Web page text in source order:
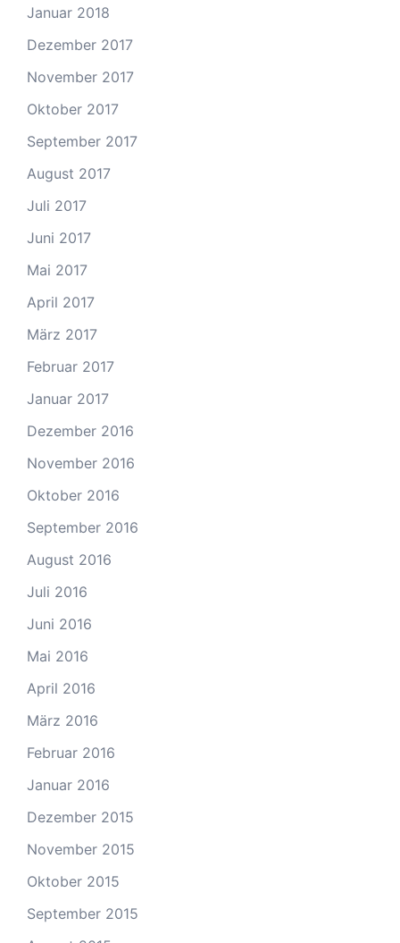
Januar 2018
Dezember 2017
November 2017
Oktober 2017
September 2017
August 2017
Juli 2017
Juni 2017
Mai 2017
April 2017
März 2017
Februar 2017
Januar 2017
Dezember 2016
November 2016
Oktober 2016
September 2016
August 2016
Juli 2016
Juni 2016
Mai 2016
April 2016
März 2016
Februar 2016
Januar 2016
Dezember 2015
November 2015
Oktober 2015
September 2015